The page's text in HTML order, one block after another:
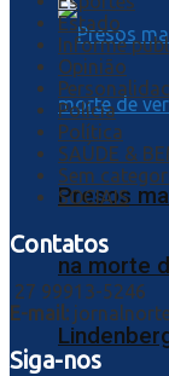
Presos
na morte
Estado
Informe
Opinião
Polícia
Política
SAÚDE &
Sem
SOCIAIS
Contatos
27 99913-5246
E-mail:
Siga-nos